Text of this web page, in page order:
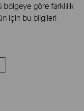
göre farklılık
için bu bilgileri